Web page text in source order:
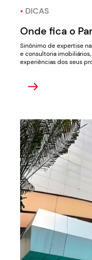
• DICAS
Onde fica o
Sinônimo de expertise
e consultoria
experiências dos seus